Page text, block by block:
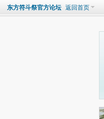
东方符斗祭官方论坛 返回首页